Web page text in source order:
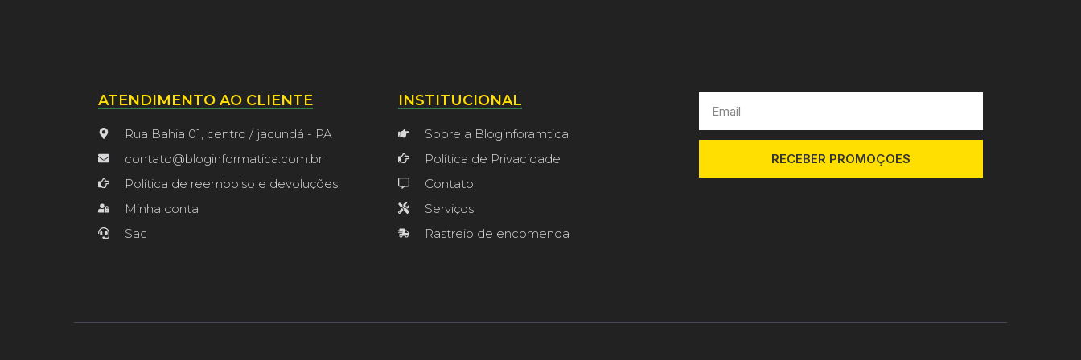
ATENDIMENTO AO CLIENTE
Rua Bahia 01, centro / jacundá - PA
contato@bloginformatica.com.br
Política de reembolso e devoluções
Minha conta
Sac
INSTITUCIONAL
Sobre a Bloginforamtica
Política de Privacidade
Contato
Serviços
Rastreio de encomenda
RECEBER PROMOÇOES